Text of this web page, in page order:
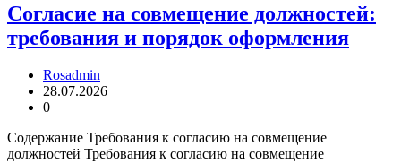
Согласие на совмещение должностей:
требования и порядок оформления
Rosadmin
28.07.2026
0
Содержание Требования к согласию на совмещение
должностей Требования к согласию на совмещение